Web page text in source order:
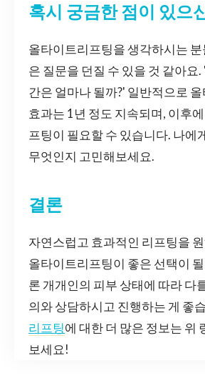
혹시 궁금한 점이 있으
올타이트리프팅을 생각하시는
은 질문을 던질 수 있을 것 같아요.
간은 얼마나 될까?' 일반적으로
효과는 1년 정도 지속되며, 이후
프팅이 필요할 수 있습니다. 나에
무엇인지 고민해보세요.
결론
자연스럽고 효과적인 리프팅을
올타이트리프팅이 좋은 선택이
론 개개인의 피부 상태에 따라 다
의와 상담하시고 진행하는 게 좋
리프팅에 대한 더 많은 정보는 위
보세요!